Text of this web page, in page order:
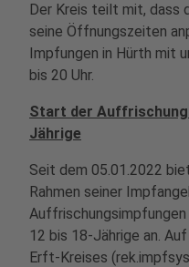
Der Kreis teilt mit, dass
seine Öffnungszeiten
Impfungen in Hürth mit
bis 20 Uhr.
Start der
Jährige
Seit dem 05.01.2022
Rahmen seiner
12 bis 18-Jährige an.
Erft-Kreises